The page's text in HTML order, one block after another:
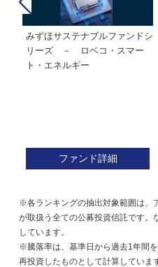
みずほサステナブルファンドシ
リーズ － ロベコ・スマー
ト・エネルギー
ファンド詳細
※各ランキングの抽出対象範囲は、
が取扱う全ての公募投資信託です。
しています。
※騰落率は、基準日から過去1年間
再投資したものとして計算していま